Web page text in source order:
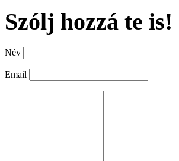
Szólj hozzá te is!
Név
Email